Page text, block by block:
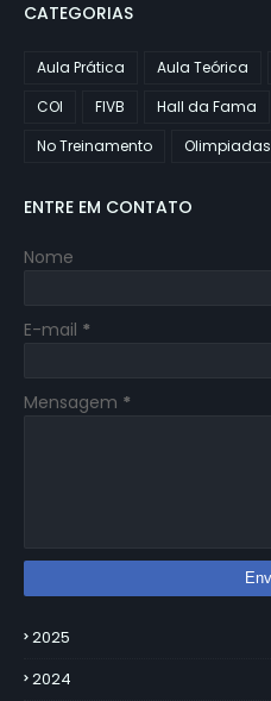
CATEGORIAS
Aula Prática Aula Teórica
COI
FIVB Hall da Fama
No Treinamento
Olimpiadas
ENTRE EM CONTATO
Nome
E-mail *
Mensagem *
2025
2024